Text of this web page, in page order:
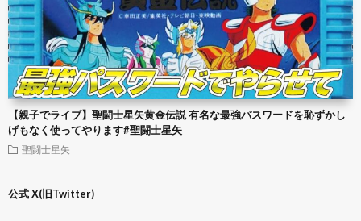
【親子でライブ】聖闘士星矢黄金伝説 有名な最強パスワードを恥ずかし
げもなく使ってやります#聖闘士星矢
聖闘士星矢
公式 X(旧Twitter)